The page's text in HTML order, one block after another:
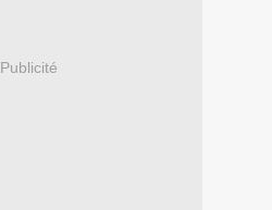
Publicité